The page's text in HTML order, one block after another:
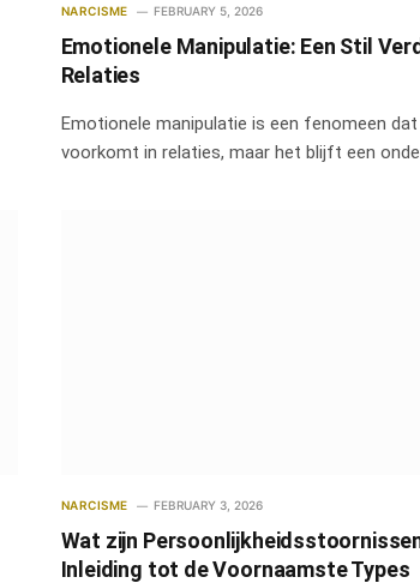
NARCISME FEBRUARY 5, 2026
Emotionele Manipulatie: Een Stil
Relaties
Emotionele manipulatie is een fenomeen dat
voorkomt in relaties, maar het blijft een
NARCISME FEBRUARY 3, 2026
Wat zijn
Inleiding tot de Voornaamste Types